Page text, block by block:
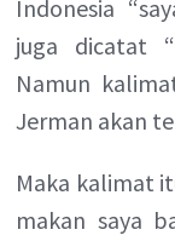
Indonesia
juga dicatat
Namun
Jerman akan
Maka kalimat
makan saya